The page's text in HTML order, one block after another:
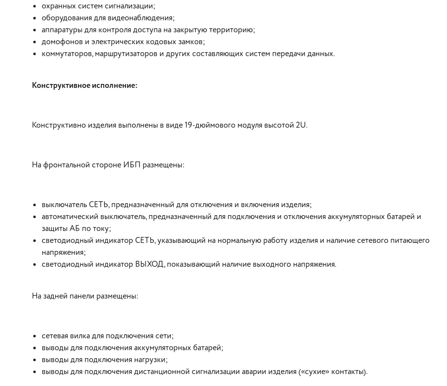
охранных систем сигнализации;
оборудования для видеонаблюдения;
аппаратуры для контроля доступа на закрытую территорию;
домофонов и электрических кодовых замков;
коммутаторов, маршрутизаторов и других составляющих систем передачи данных.
Конструктивное исполнение:
Конструктивно изделия выполнены в виде 19-дюймового модуля высотой 2U.
На фронтальной стороне ИБП размещены:
выключатель СЕТЬ, предназначенный для отключения и включения изделия;
автоматический выключатель, предназначенный для подключения и отключения аккумуляторных батарей и
защиты АБ по току;
светодиодный индикатор СЕТЬ, указывающий на нормальную работу изделия и наличие сетевого питающего
напряжения;
светодиодный индикатор ВЫХОД, показывающий наличие выходного напряжения.
На задней панели размещены:
сетевая вилка для подключения сети;
выводы для подключения аккумуляторных батарей;
выводы для подключения нагрузки;
выводы для подключения дистанционной сигнализации аварии изделия («сухие» контакты).